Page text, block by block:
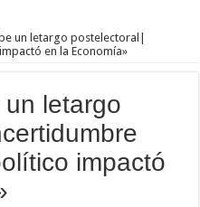
un letargo postelectoral|
en la Economía»
letargo
impactó